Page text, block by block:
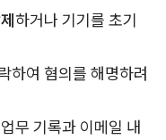
하거나 기기를 초기
하여 혐의를 해명하려
무 기록과 이메일 내